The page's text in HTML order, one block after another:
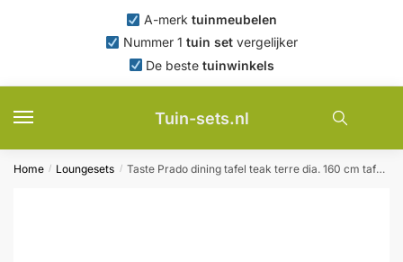
A-merk tuinmeubelen
Nummer 1 tuin set vergelijker
De bestetuinwinkels
Tuin-sets.nl
Home / Loungesets / Taste Prado dining tafel teak terre dia. 160 cm tafel met frame 4SO – 4so